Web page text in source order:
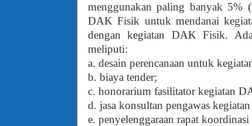
menggunakan paling banyak 5%
DAK Fisik untuk mendanai
dengan kegiatan DAK Fisik.
meliputi:
a. desain perencanaan untuk
b. biaya tender;
c. honorarium fasilitator kegiatan
d. jasa konsultan pengawas
e. penyelenggaraan rapat